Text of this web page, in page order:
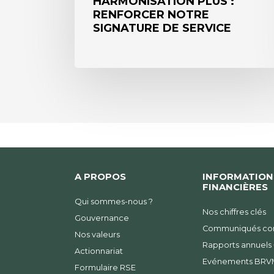
RENFORCER NOTRE
SIGNATURE DE SERVICE
A PROPOS
Qui sommes-nous ?
Gouvernance
Nos valeurs
Actionnariat
Formulaire RSE
FINANCIÈRES
Nos chiffres clés
Communiqués
Rapports annuels
Evénements